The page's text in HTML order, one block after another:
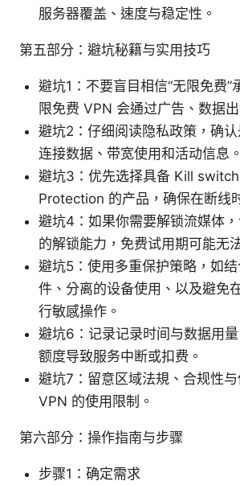
服务器覆盖、速度与稳定性。
第五部分：避坑秘籍与实用技巧
避坑1：不要盲目相信“无限免费”
限免费 VPN 会通过广告、数据
避坑2：仔细阅读隐私政策，确
连接数据、带宽使用和活动信息。
避坑3：优先选择具备 Kill
Protection 的产品，确保在断线
避坑4：如果你需要解锁流媒体
的解锁能力，免费试用期可能无
避坑5：使用多重保护策略，如
件、分离的设备使用、以及避免
行敏感操作。
避坑6：记录记录时间与数据用
额度导致服务中断或扣费。
避坑7：留意区域法規、合规性
VPN 的使用限制。
第六部分：操作指南与步骤
步骤1：确定需求